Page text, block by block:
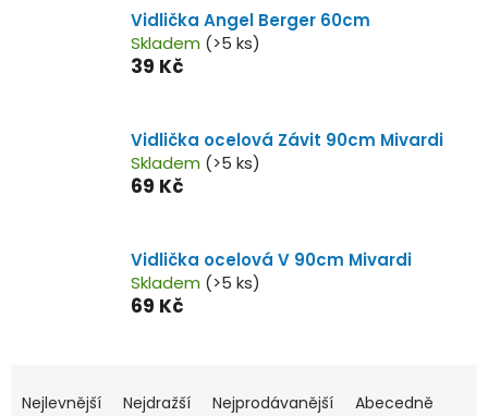
Vidlička Angel Berger 60cm
Skladem (>5 ks)
39 Kč
Vidlička ocelová Závit 90cm Mivardi
Skladem (>5 ks)
69 Kč
Vidlička ocelová V 90cm Mivardi
Skladem (>5 ks)
69 Kč
aNejlevnější Nejdražší Nejprodávanější Abecedně